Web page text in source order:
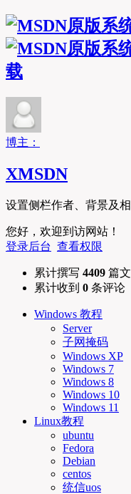
载
博主：
XMSDN
设置侧栏作者、背景及相
您好，欢迎到访网站！
登录后台 查看权限
累计撰写 4409 篇
累计收到 0 条评论
Windows 教程
Server
子网掩码
Windows XP
Windows 7
Windows 8
Windows 10
Windows 11
Linux教程
ubuntu
Fedora
Debian
centos
统信uos